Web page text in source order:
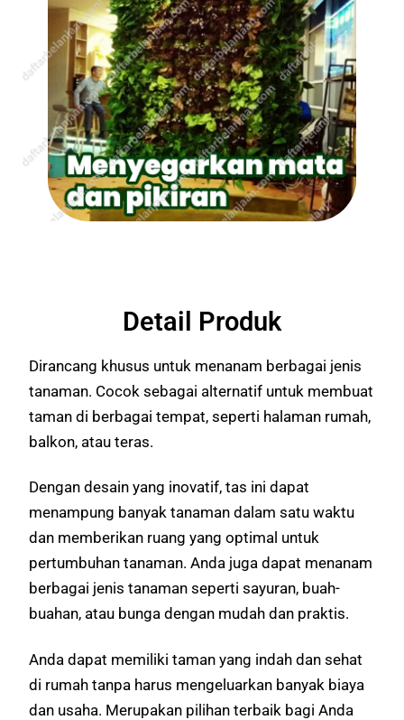
Detail Produk
Dirancang khusus untuk menanam berbagai jenis
tanaman. Cocok sebagai alternatif untuk membuat
taman di berbagai tempat, seperti halaman rumah,
balkon, atau teras.
Dengan desain yang inovatif, tas ini dapat
menampung banyak tanaman dalam satu waktu
dan memberikan ruang yang optimal untuk
pertumbuhan tanaman. Anda juga dapat menanam
berbagai jenis tanaman seperti sayuran, buah-
buahan, atau bunga dengan mudah dan praktis.
Anda dapat memiliki taman yang indah dan sehat
di rumah tanpa harus mengeluarkan banyak biaya
dan usaha. Merupakan pilihan terbaik bagi Anda